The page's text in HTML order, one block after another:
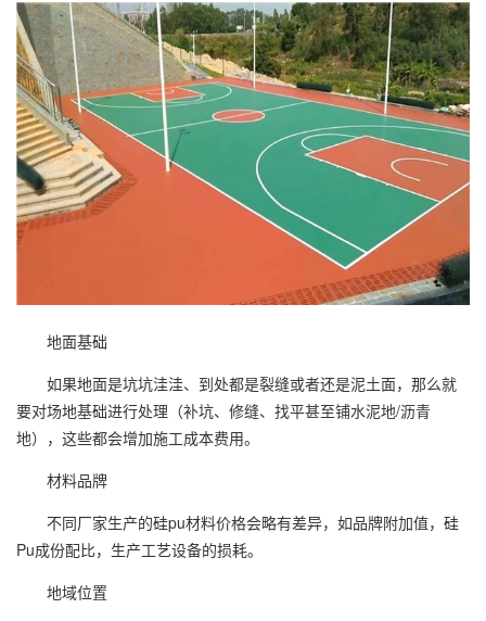
地面基础
如果地面是坑坑洼洼、到处都是裂缝或者还是泥土面，那么就
要对场地基础进行处理（补坑、修缝、找平甚至铺水泥地/沥青
地），这些都会增加施工成本费用。
材料品牌
不同厂家生产的硅pu材料价格会略有差异，如品牌附加值，硅
Pu成份配比，生产工艺设备的损耗。
地域位置